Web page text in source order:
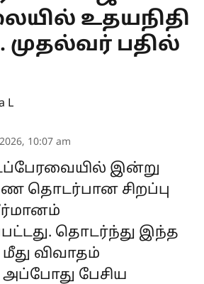
உதயநிதி
பதில்
L
10:07 am
இன்று
தொடர்பான சிறப்பு
தொடர்ந்து இந்த
விவாதம்
பேசிய